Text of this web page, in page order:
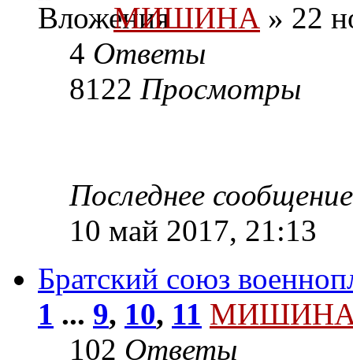
МИШИНА » 22
4 Ответы
8122 Просмотры
Последнее
10 май 2017, 21:13
Братский союз
1 ... 9, 10, 11
102 Ответы